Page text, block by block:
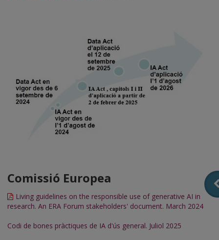
Comissió Europea
Living guidelines on the responsible use of generative AI in
research. An ERA Forum stakeholders' document. March 2024
Codi de bones pràctiques de IA d'ús general. Juliol 2025